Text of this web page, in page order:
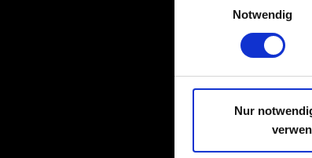
Ihr Gerät
Erfahren Sie mehr
Einzelheitenfest.
Einige werden
technischem und
besser zu erreichen
Notwendig
Nur